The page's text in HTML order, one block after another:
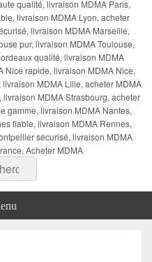
qualité, livraison MDMA Paris,
livraison MDMA Lyon, acheter
livraison MDMA Marseille,
pur, livraison MDMA Toulouse,
qualité, livraison MDMA
Nice rapide, livraison MDMA Nice,
MDMA Lille, acheter MDMA
MDMA Strasbourg, acheter
gamme, livraison MDMA Nantes,
fiable, livraison MDMA Rennes,
sécurisé, livraison MDMA
Acheter MDMA
: